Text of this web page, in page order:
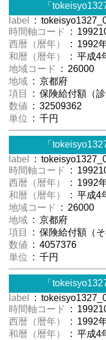
「
label
:
時間軸コード
:
西暦（暦年）
: 1992
和暦（暦年）
: 平成4
地域コード
: 26000
地域 : 京都府
項目
: 保険給付額（診
数値 : 32509362
単位 : 千円
「
label
:
時間軸コード
:
西暦（暦年）
: 1992
和暦（暦年）
: 平成4
地域コード
: 26000
地域 : 京都府
項目
: 保険給付額（そ
数値 : 4057376
単位 : 千円
「
label
:
時間軸コード
:
西暦（暦年）
: 1992
和暦（暦年）
: 平成4